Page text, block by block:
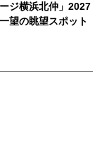
ジ横浜北仲」2027
望の眺望スポット